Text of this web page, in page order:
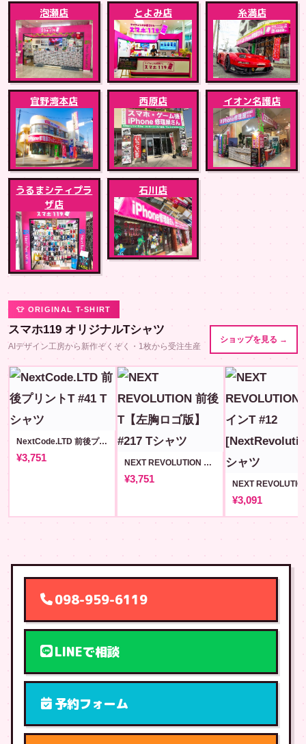
泡瀬店 とよみ店 糸満店
宜野湾本店 西原店 イオン名護店
うるまシティプラ
ザ店
石川店
👕 ORIGINAL T-SHIRT
スマホ119 オリジナルTシャツ
AIデザイン工房から新作ぞくぞく・1枚から受注生産
ショップを見る →
NextCode.LTD 前後プリントT #41
¥3,751 NEXT REVOLUTION 前後T【左胸ロゴ版】#217
¥3,751
¥3,091
098-959-6119
LINEで相談
予約フォーム